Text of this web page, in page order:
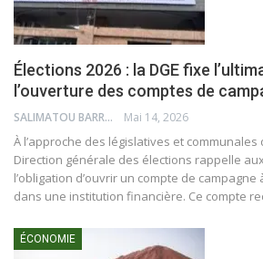
Élections 2026 : la DGE fixe
l’ouverture des comptes de
SALIMATOU BARRY Mai 14, 2026
À l’approche des législatives et communales
Direction générale des élections rappelle
l’obligation d’ouvrir un compte de
dans une institution financière. Ce compte
ÉCONOMIE